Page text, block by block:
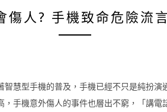
傷人? 手機致命危險流
慧型手機的普及，手機已經不只是純扮演
手機意外傷人的事件也層出不窮，「講